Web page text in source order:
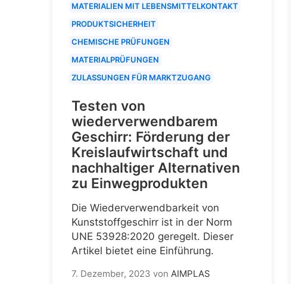
MATERIALIEN MIT LEBENSMITTELKONTAKT
PRODUKTSICHERHEIT
CHEMISCHE PRÜFUNGEN
MATERIALPRÜFUNGEN
ZULASSUNGEN FÜR MARKTZUGANG
Testen von
wiederverwendbarem
Geschirr: Förderung der
Kreislaufwirtschaft und
nachhaltiger Alternativen
zu Einwegprodukten
Die Wiederverwendbarkeit von
Kunststoffgeschirr ist in der Norm
UNE 53928:2020 geregelt. Dieser
Artikel bietet eine Einführung.
7. Dezember, 2023 von AIMPLAS